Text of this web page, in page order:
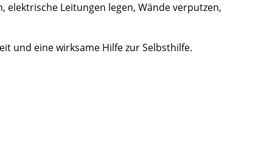
Leitungen legen, Wände verputzen,
und eine wirksame Hilfe zur Selbsthilfe.